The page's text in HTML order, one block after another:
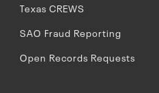
Texas CREWS
SAO Fraud Reporting
Open Records Requests